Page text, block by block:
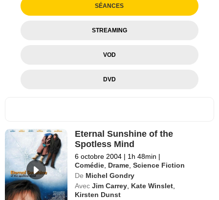
SÉANCES
STREAMING
VOD
DVD
Eternal Sunshine of the
Spotless Mind
6 octobre 2004 | 1h 48min |
Comédie Drame ,Science Fiction
De Michel Gondry
Avec Jim Carrey Kate Winslet
Kirsten Dunst